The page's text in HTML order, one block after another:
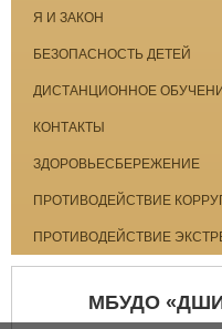
Я И ЗАКОН
БЕЗОПАСНОСТЬ ДЕТЕЙ
ДИСТАНЦИОННОЕ
КОНТАКТЫ
ЗДОРОВЬЕСБЕРЕЖЕНИЕ
ПРОТИВОДЕЙСТВИЕ
ПРОТИВОДЕЙСТВИЕ
МБУДО «ДШИ